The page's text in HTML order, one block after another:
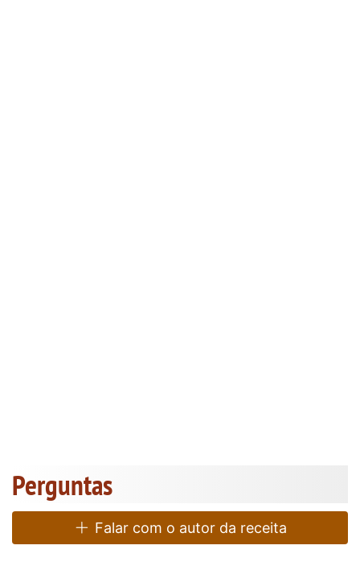
Perguntas
Falar com o autor da receita